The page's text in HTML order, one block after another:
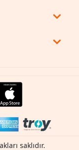
saklıdır.